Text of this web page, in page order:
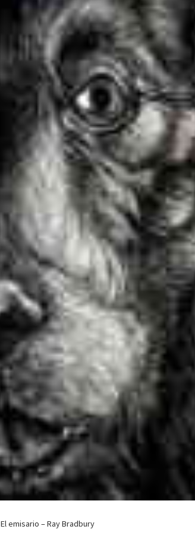
El emisario – Ray Bradbury